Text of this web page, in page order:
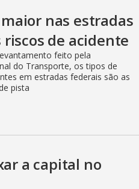
nas estradas
de acidente
feito pela
do Transporte, os tipos de
em estradas federais são as
pista
a capital no